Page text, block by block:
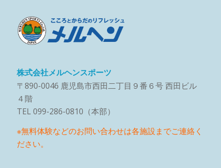
株式会社メルヘンスポーツ
〒890-0046 鹿児島市西田二丁目９番６号 西田ビル
４階
TEL 099-286-0810（本部）
※無料体験などのお問い合わせは各施設までご連絡く
ださい。